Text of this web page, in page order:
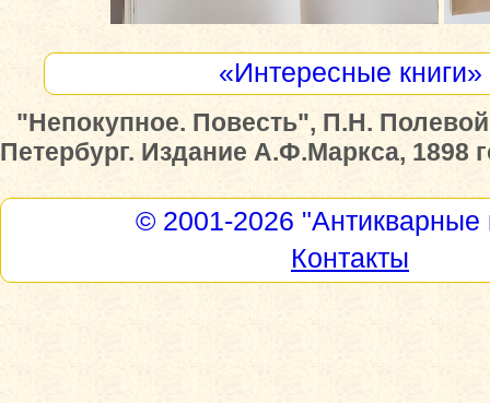
«Интересные книги»
"Непокупное. Повесть", П.Н.
Петербург. Издание А.Ф.Маркса, 1898
© 2001-2026 "Антикварные
Контакты